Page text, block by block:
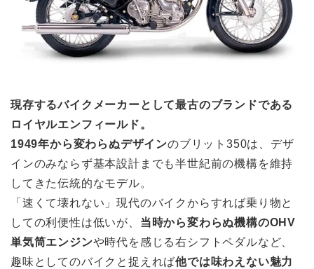
現存するバイクメーカーとして最古のブランドである
ロイヤルエンフィールド。
1949年から変わらぬデザインのブリット350は、デザ
インのみならず基本設計までも半世紀前の機構を維持
してきた伝統的なモデル。
「速くて壊れない」現代のバイクからすれば乗り物と
しての利便性は低いが、 当時から変わらぬ機構のOHV
単気筒エンジンや時代を感じる右シフトペダルなど、
趣味としてのバイクと捉えれば他では味わえない魅力